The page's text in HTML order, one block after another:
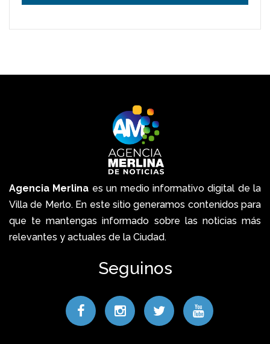
Agencia Merlina es un medio informativo digital de la
Villa de Merlo. En este sitio generamos contenidos para
que te mantengas informado sobre las noticias más
relevantes y actuales de la Ciudad.
Seguinos